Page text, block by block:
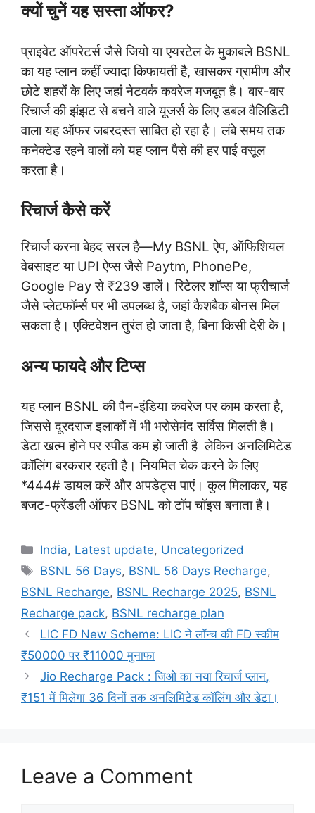
क्यों चुनें यह सस्ता ऑफर?
प्राइवेट ऑपरेटर्स जैसे जियो या एयरटेल के मुकाबले BSNL
का यह प्लान कहीं ज्यादा किफायती है, खासकर ग्रामीण और
छोटे शहरों के लिए जहां नेटवर्क कवरेज मजबूत है। बार-बार
रिचार्ज की झंझट से बचने वाले यूजर्स के लिए डबल वैलिडिटी
वाला यह ऑफर जबरदस्त साबित हो रहा है। लंबे समय तक
कनेक्टेड रहने वालों को यह प्लान पैसे की हर पाई वसूल
करता है।
रिचार्ज कैसे करें
रिचार्ज करना बेहद सरल है—My BSNL ऐप, ऑफिशियल
वेबसाइट या UPI ऐप्स जैसे Paytm, PhonePe,
Google Pay से ₹239 डालें। रिटेलर शॉप्स या फ्रीचार्ज
जैसे प्लेटफॉर्म्स पर भी उपलब्ध है, जहां कैशबैक बोनस मिल
सकता है। एक्टिवेशन तुरंत हो जाता है, बिना किसी देरी के।
अन्य फायदे और टिप्स
यह प्लान BSNL की पैन-इंडिया कवरेज पर काम करता है,
जिससे दूरदराज इलाकों में भी भरोसेमंद सर्विस मिलती है।
डेटा खत्म होने पर स्पीड कम हो जाती है, लेकिन अनलिमिटेड
कॉलिंग बरकरार रहती है। नियमित चेक करने के लिए
*444# डायल करें और अपडेट्स पाएं। कुल मिलाकर, यह
बजट-फ्रेंडली ऑफर BSNL को टॉप चॉइस बनाता है।
Categories
India, Latest update, Uncategorized
Tags
BSNL 56 Days, BSNL 56 Days Recharge,
BSNL Recharge, BSNL Recharge 2025, BSNL
Recharge pack, BSNL recharge plan
LIC FD New Scheme: LIC ने लॉन्च की FD स्कीम
₹50000 पर ₹11000 मुनाफा
Jio Recharge Pack : जिओ का नया रिचार्ज प्लान,
₹151 में मिलेगा 36 दिनों तक अनलिमिटेड कॉलिंग और डेटा।
Leave a Comment